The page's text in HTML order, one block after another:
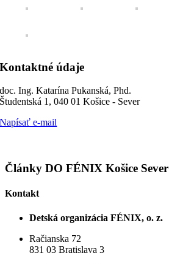
Kontaktné údaje
doc. Ing. Katarína Pukanská, Phd.
Študentská 1, 040 01 Košice - Sever
Napísať e-mail
Články DO FÉNIX Košice Sever
Kontakt
Detská organizácia FÉNIX, o. z.
Račianska 72
831 03 Bratislava 3